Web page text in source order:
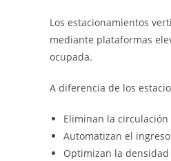
Los estacionamientos
mediante plataformas
ocupada.
A diferencia de los
Eliminan la
Automatizan el
Optimizan la